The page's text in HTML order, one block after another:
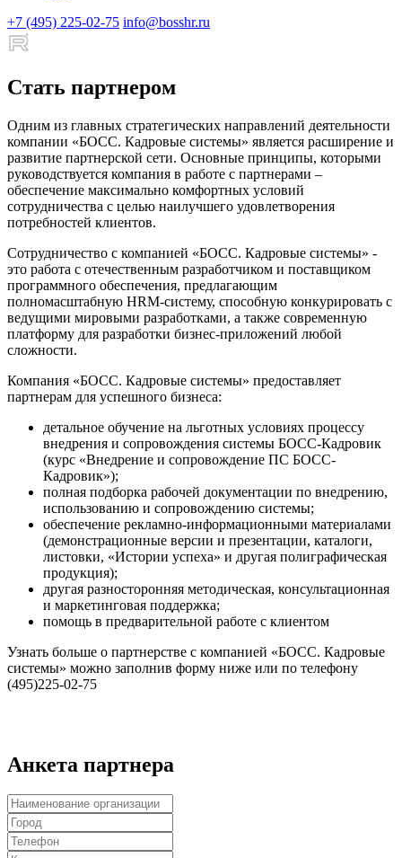
+7 (495) 225-02-75 info@bosshr.ru
Стать партнером
Одним из главных стратегических направлений деятельности
компании «БОСС. Кадровые системы» является расширение и
развитие партнерской сети. Основные принципы, которыми
руководствуется компания в работе с партнерами –
обеспечение максимально комфортных условий
сотрудничества с целью наилучшего удовлетворения
потребностей клиентов.
Сотрудничество с компанией «БОСС. Кадровые системы» -
это работа с отечественным разработчиком и поставщиком
программного обеспечения, предлагающим
полномасштабную HRM-систему, способную конкурировать с
ведущими мировыми разработками, а также современную
платформу для разработки бизнес-приложений любой
сложности.
Компания «БОСС. Кадровые системы» предоставляет
партнерам для успешного бизнеса:
детальное обучение на льготных условиях процессу
внедрения и сопровождения системы БОСС-Кадровик
(курс «Внедрение и сопровождение ПС БОСС-
Кадровик»);
полная подборка рабочей документации по внедрению,
использованию и сопровождению системы;
обеспечение рекламно-информационными материалами
(демонстрационные версии и презентации, каталоги,
листовки, «Истории успеха» и другая полиграфическая
продукция);
другая разносторонняя методическая, консультационная
и маркетинговая поддержка;
помощь в предварительной работе с клиентом
Узнать больше о партнерстве с компанией «БОСС. Кадровые
системы» можно заполнив форму ниже или по телефону
(495)225-02-75
Анкета партнера